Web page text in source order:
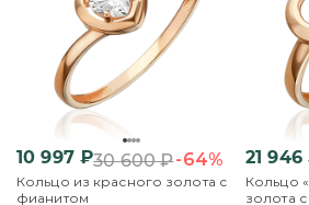
10 997₽30 600₽-64%
Кольцо из красного золота с
фианитом
21 946
Кольцо
золота